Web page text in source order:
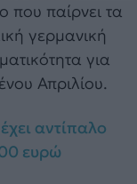
που παίρνει τα
γερμανική
για
Απριλίου.
αντίπαλο
ευρώ